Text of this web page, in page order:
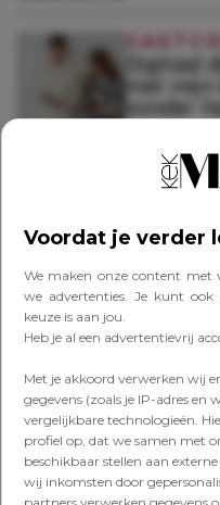
Voordat je verder
We maken onze content met
we advertenties. Je kunt
keuze is aan jou.
Heb je al een advertentievrij
Met je akkoord verwerken wij
gegevens (zoals je IP-adres en
vergelijkbare technologieën.
profiel op, dat we samen met
beschikbaar stellen aan
wij inkomsten door
partners verwerken gegevens
Digitaal
met
zonder
horloges
Digitaal
mijn
Ritme